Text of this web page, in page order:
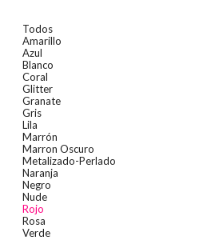
Todos
Amarillo
Azul
Blanco
Coral
Glitter
Granate
Gris
Lila
Marrón
Marron Oscuro
Metalizado-Perlado
Naranja
Negro
Nude
Rojo
Rosa
Verde